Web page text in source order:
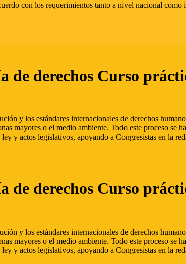
con los requerimientos tanto a nivel nacional como
de derechos Curso
y los estándares internacionales de derechos
mayores o el medio ambiente. Todo este proceso se
y actos legislativos, apoyando a Congresistas en la
de derechos Curso
y los estándares internacionales de derechos
mayores o el medio ambiente. Todo este proceso se
y actos legislativos, apoyando a Congresistas en la